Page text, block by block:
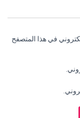
في هذا المتصفح